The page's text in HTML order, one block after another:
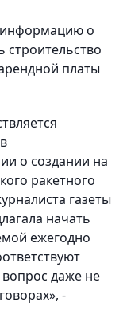
информацию о
строительство
платы
о создании на
ракетного
газеты
начать
ежегодно
вопрос даже не
-